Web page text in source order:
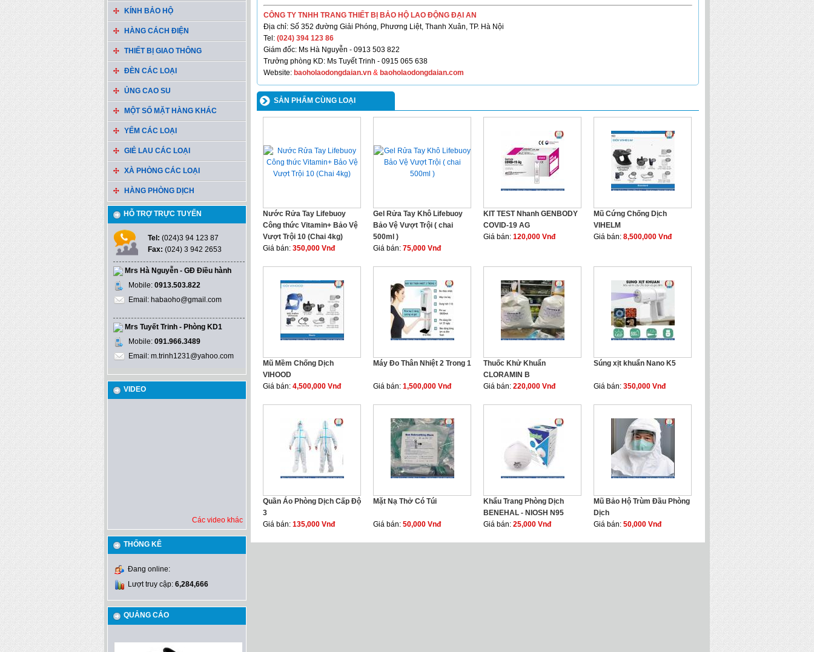
KÍNH BẢO HỘ
HÀNG CÁCH ĐIỆN
THIẾT BỊ GIAO THÔNG
ĐÈN CÁC LOẠI
ỦNG CAO SU
MỘT SỐ MẶT HÀNG KHÁC
YẾM CÁC LOẠI
GIẺ LAU CÁC LOẠI
XÀ PHÒNG CÁC LOẠI
HÀNG PHÒNG DỊCH
HỖ TRỢ TRỰC TUYẾN
Tel: (024)3 94 123 87
Fax: (024) 3 942 2653
Mrs Hà Nguyễn - GĐ Điều hành
Mobile: 0913.503.822
Email: habaoho@gmail.com
Mrs Tuyết Trinh - Phòng KD1
Mobile: 091.966.3489
Email: m.trinh1231@yahoo.com
VIDEO
Các video khác
THỐNG KÊ
Đang online:
Lượt truy cập: 6,284,666
QUẢNG CÁO
CÔNG TY TNHH TRANG THIẾT BỊ BẢO HỘ LAO ĐỘNG ĐẠI AN
Địa chỉ: Số 352 đường Giải Phóng, Phương Liệt, Thanh Xuân, TP. Hà Nội
Tel: (024) 394 123 86
Giám đốc: Ms Hà Nguyễn - 0913 503 822
Trưởng phòng KD: Ms Tuyết Trinh - 0915 065 638
Website: baoholaodongdaian.vn & baoholaodongdaian.com
SẢN PHẨM CÙNG LOẠI
Nước Rửa Tay Lifebuoy
Công thức Vitamin+ Bảo Vệ
Vượt Trội 10 (Chai 4kg)
Giá bán: 350,000 Vnđ
Gel Rửa Tay Khô Lifebuoy
Bảo Vệ Vượt Trội ( chai
500ml )
Giá bán: 75,000 Vnđ
KIT TEST Nhanh GENBODY
COVID-19 AG
Giá bán: 120,000 Vnđ
Mũ Cứng Chống Dịch
VIHELM
Giá bán: 8,500,000 Vnđ
Mũ Mềm Chống Dịch
VIHOOD
Giá bán: 4,500,000 Vnđ
Máy Đo Thân Nhiệt 2 Trong 1
Giá bán: 1,500,000 Vnđ
Thuốc Khử Khuẩn
CLORAMIN B
Giá bán: 220,000 Vnđ
Súng xịt khuẩn Nano K5
Giá bán: 350,000 Vnđ
Quần Áo Phòng Dịch Cấp Độ
3
Giá bán: 135,000 Vnđ
Mặt Nạ Thở Có Túi
Giá bán: 50,000 Vnđ
Khẩu Trang Phòng Dịch
BENEHAL - NIOSH N95
Giá bán: 25,000 Vnđ
Mũ Bảo Hộ Trùm Đầu Phòng
Dịch
Giá bán: 50,000 Vnđ